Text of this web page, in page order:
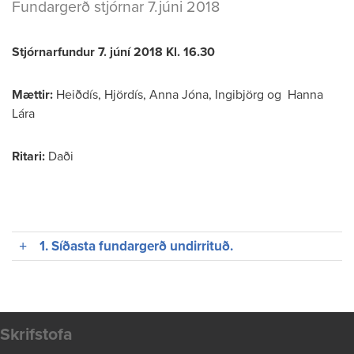
Fundargerð stjórnar 7.júni 2018
Stjórnarfundur 7. júní 2018 Kl. 16.30
Mættir: Heiðdís, Hjördís, Anna Jóna, Ingibjörg og Hanna
Lára
Ritari: Daði
1. Síðasta fundargerð undirrituð.
Skrifstofa